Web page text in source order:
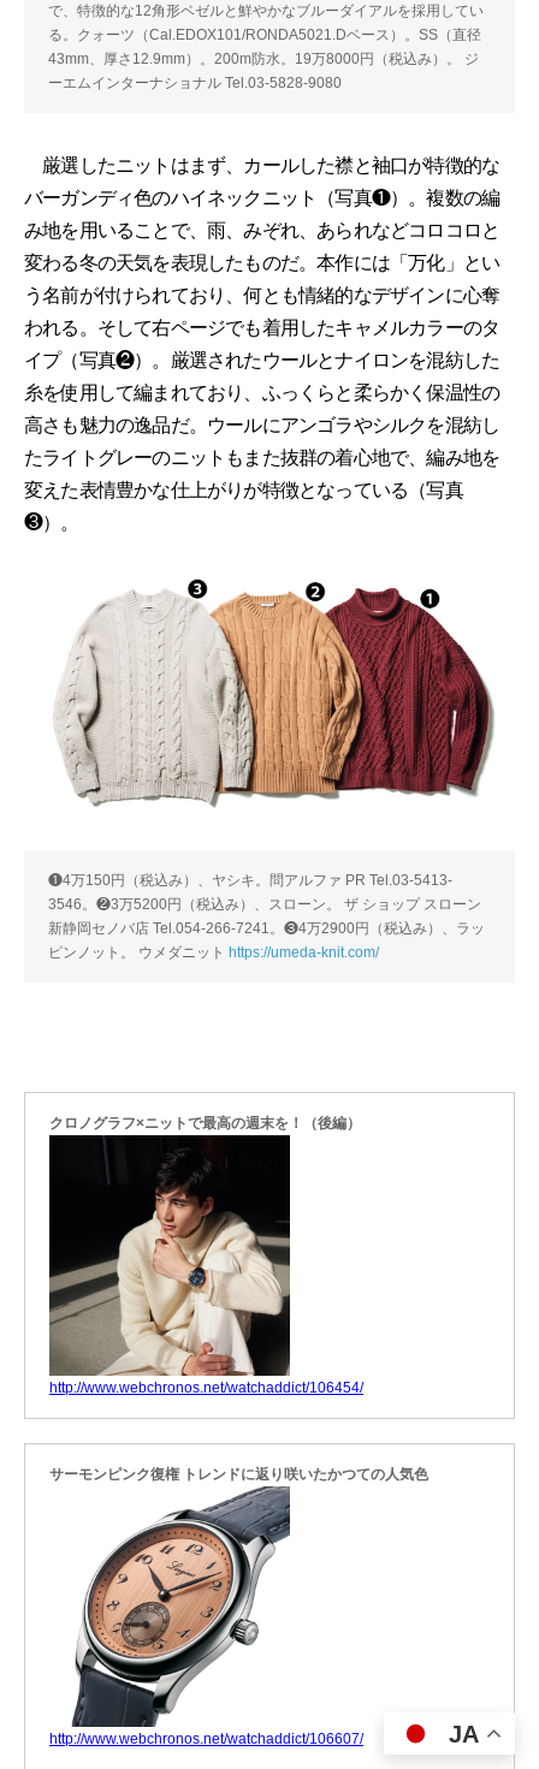
で、特徴的な12角形ベゼルと鮮やかなブルーダイアルを採用してい
る。クォーツ（Cal.EDOX101/RONDA5021.Dベース）。SS（直径
43mm、厚さ12.9mm）。200m防水。19万8000円（税込み）。 ジ
ーエムインターナショナル Tel.03-5828-9080
厳選したニットはまず、カールした襟と袖口が特徴的な
バーガンディ色のハイネックニット（写真❶）。複数の編
み地を用いることで、雨、みぞれ、あられなどコロコロと
変わる冬の天気を表現したものだ。本作には「万化」とい
う名前が付けられており、何とも情緒的なデザインに心奪
われる。そして右ページでも着用したキャメルカラーのタ
イプ（写真❷）。厳選されたウールとナイロンを混紡した
糸を使用して編まれており、ふっくらと柔らかく保温性の
高さも魅力の逸品だ。ウールにアンゴラやシルクを混紡し
たライトグレーのニットもまた抜群の着心地で、編み地を
変えた表情豊かな仕上がりが特徴となっている（写真
❸）。
❶4万150円（税込み）、ヤシキ。問アルファ PR Tel.03-5413-
3546。❷3万5200円（税込み）、スローン。 ザ ショップ スローン
新静岡セノバ店 Tel.054-266-7241。❸4万2900円（税込み）、ラッ
ピンノット。 ウメダニット https://umeda-knit.com/
クロノグラフ×ニットで最高の週末を！（後編）
http://www.webchronos.net/watchaddict/106454/
サーモンピンク復権 トレンドに返り咲いたかつての人気色
http://www.webchronos.net/watchaddict/106607/ JA